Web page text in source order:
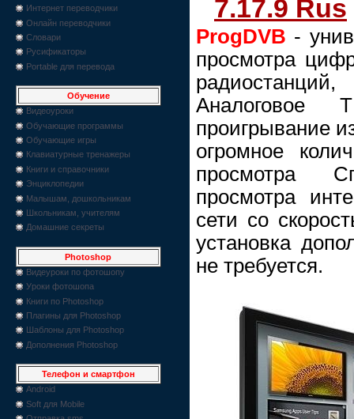
Интернет переводчики
Онлайн переводчики
Словари
Русификаторы
Portable для перевода
Обучение
Видеоуроки
Обучающие программы
Обучающие игры
Клавиатурные тренажеры
Книги и справочники
Энциклопедии
Малышам, дошкольникам
Школьникам, учителям
Домашние секреты
Photoshop
Видеуроки по фотошопу
Уроки фотошопа
Книги по Photoshop
Плагины для Photoshop
Шаблоны для Photoshop
Дополнения Photoshop
Телефон и смартфон
Android
Soft для Mobile
7.17.9 Rus
ProgDVB -
просмотра
проигрывание
огромное
просмотра
просмотра
сети со
установка
не требуется.